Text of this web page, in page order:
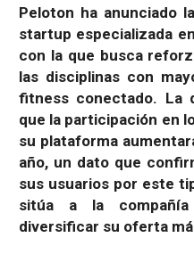
Peloton ha anunciado
startup especializada
con la que busca
las disciplinas con
fitness conectado. La
que la participación en
su plataforma
año, un dato que
sus usuarios por este
sitúa a la
diversificar su oferta